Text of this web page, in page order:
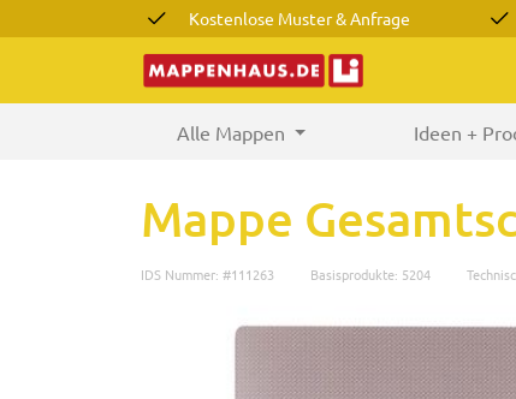
Kostenlose Muster & Anfrage
Alle Mappen (current) Ideen +
Mappe
IDS Nummer: #111263 Basisprodukte: 5204